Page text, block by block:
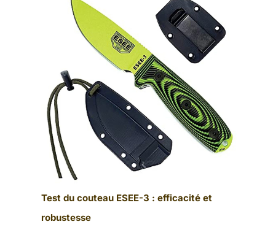
Test du couteau ESEE-3 : efficacité et
robustesse